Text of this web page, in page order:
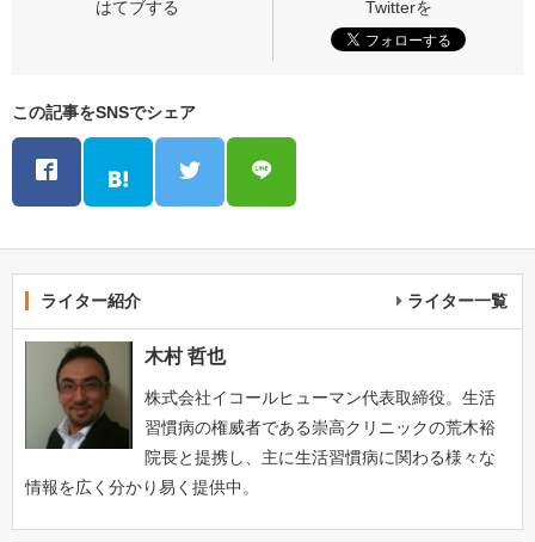
この記事をSNSでシェア
ライター紹介 ライター一覧
木村 哲也
株式会社イコールヒューマン代表取締役。生活
習慣病の権威者である崇高クリニックの荒木裕
院長と提携し、主に生活習慣病に関わる様々な
情報を広く分かり易く提供中。